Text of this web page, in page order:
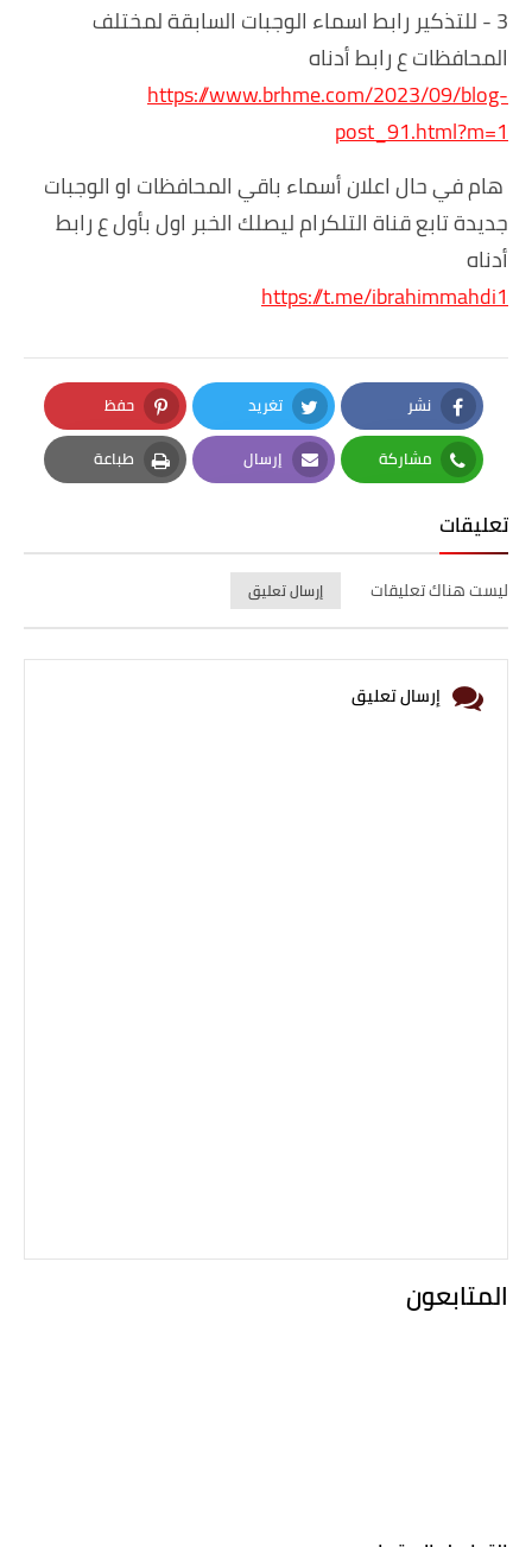
3 - للتذكير رابط اسماء الوجبات السابقة لمختلف
المحافظات ع رابط أدناه
https://www.brhme.com/2023/09/blog-
post_91.html?m=1
هام في حال اعلان أسماء باقي المحافظات او الوجبات
جديدة تابع قناة التلكرام ليصلك الخبر اول بأول ع رابط
أدناه
https://t.me/ibrahimmahdi1
نشر
Facebook
تغريد
Twitter
حفظ
Pinterest
مشاركة
Whatsapp
إرسال
Email
طباعة
Print
تعليقات
ليست هناك تعليقات إرسال تعليق
إرسال تعليق
المتابعون